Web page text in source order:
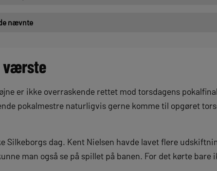
nævnte
værste
er ikke overraskende rettet mod torsdagens
pokalmestre naturligvis gerne komme til opgøret
Silkeborgs dag. Kent Nielsen havde lavet flere
man også se på spillet på banen. For det kørte bare